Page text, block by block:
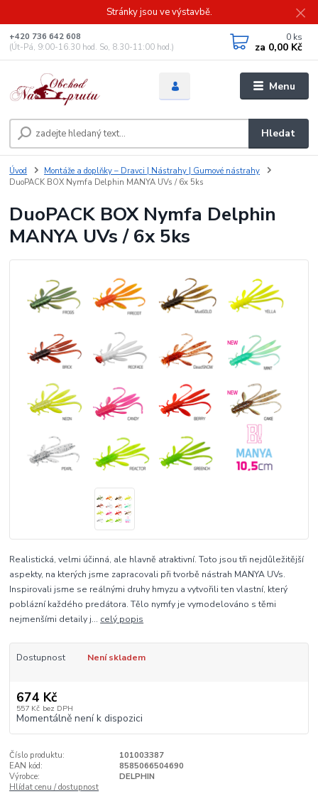
Stránky jsou ve výstavbě.
Menu
Hledat
+420 736 642 608
(Út-Pá, 9:00-16.30 hod. So, 8.30-11:00 hod.)
0 ks
za 0,00 Kč
Úvod
Montáže a doplňky – Dravci | Nástrahy | Gumové nástrahy
DuoPACK BOX Nymfa Delphin MANYA UVs / 6x 5ks
DuoPACK BOX Nymfa Delphin
MANYA UVs / 6x 5ks
Realistická, velmi účinná, ale hlavně atraktivní. Toto jsou tři nejdůležitější
aspekty, na kterých jsme zapracovali při tvorbě nástrah MANYA UVs.
Inspirovali jsme se reálnými druhy hmyzu a vytvořili ten vlastní, který
poblázní každého predátora. Tělo nymfy je vymodelováno s těmi
nejmenšími detaily j... celý popis
Dostupnost Není skladem
674 Kč
557 Kč bez DPH
Momentálně není k dispozici
Číslo produktu:
101003387
EAN kód:
8585066504690
Výrobce:
DELPHIN
Hlídat cenu / dostupnost